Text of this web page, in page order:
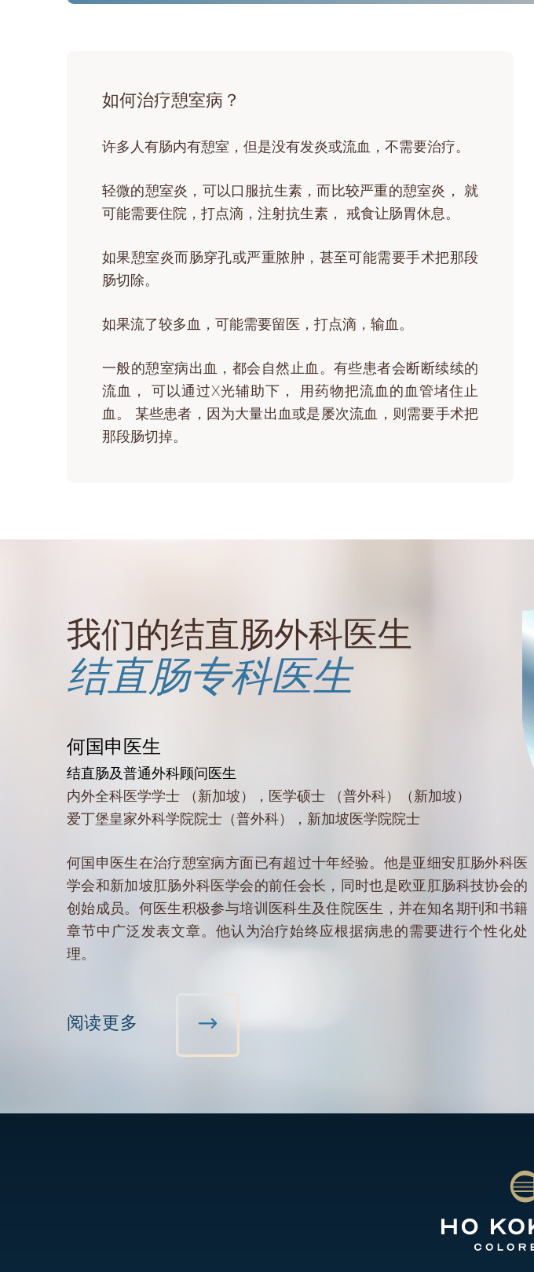
如何治疗憩室病？
许多人有肠内有憩室，但是没有发炎或流血，不需要治疗。
轻微的憩室炎，可以口服抗生素，而比较严重的憩室炎， 就
可能需要住院，打点滴，注射抗生素， 戒食让肠胃休息。
如果憩室炎而肠穿孔或严重脓肿，甚至可能需要手术把那段
肠切除。
如果流了较多血，可能需要留医，打点滴，输血。
一般的憩室病出血，都会自然止血。有些患者会断断续续的
流血， 可以通过X光辅助下， 用药物把流血的血管堵住止
血。 某些患者，因为大量出血或是屡次流血，则需要手术把
那段肠切掉。
我们的结直肠外科医生
结直肠专科医生
何国申医生
结直肠及普通外科顾问医生
内外全科医学学士 （新加坡）， 医学硕士 （普外科）（新加坡）
爱丁堡皇家外科学院院士（普外科）， 新加坡医学院院士
何国申医生在治疗憩室病方面已有超过十年经验。他是亚细安肛肠外科医
学会和新加坡肛肠外科医学会的前任会长，同时也是欧亚肛肠科技协会的
创始成员。何医生积极参与培训医科生及住院医生，并在知名期刊和书籍
章节中广泛发表文章。他认为治疗始终应根据病患的需要进行个性化处
理。
阅读更多